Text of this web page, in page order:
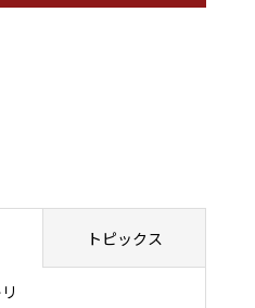
トピックス